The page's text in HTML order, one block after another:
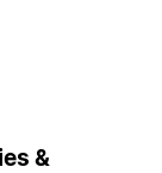
&